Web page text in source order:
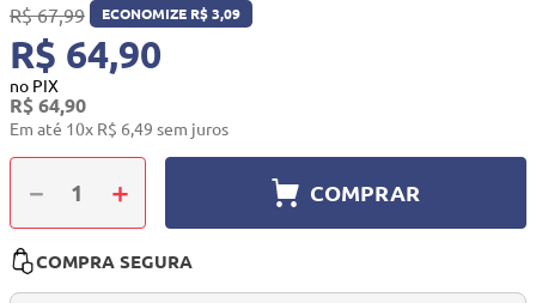
R$ 67,99 ECONOMIZE R$3,09
R$ 64,90
no PIX
R$64,90
Em até 10x R$ 6,49 sem juros
＋
－ COMPRAR
COMPRA SEGURA
10º quadriciclo